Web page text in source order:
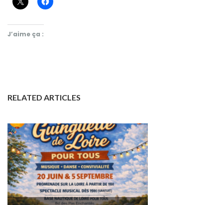
J’aime ça :
RELATED ARTICLES